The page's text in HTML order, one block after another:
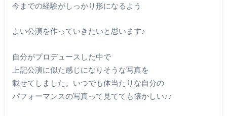
今までの経験がしっかり形になるよう
よい公演を作っていきたいと思います♪
自分がプロデュースした中で
上記公演に似た感じになりそうな写真を
載せてしました。いつでも体当たりな自分の
パフォーマンスの写真って見てても懐かしい♪♪